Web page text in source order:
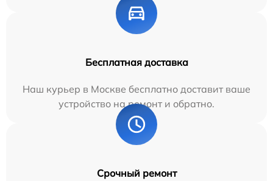
Бесплатная доставка
Наш курьер в Москве бесплатно доставит ваше
устройство на ремонт и обратно.
Срочный ремонт